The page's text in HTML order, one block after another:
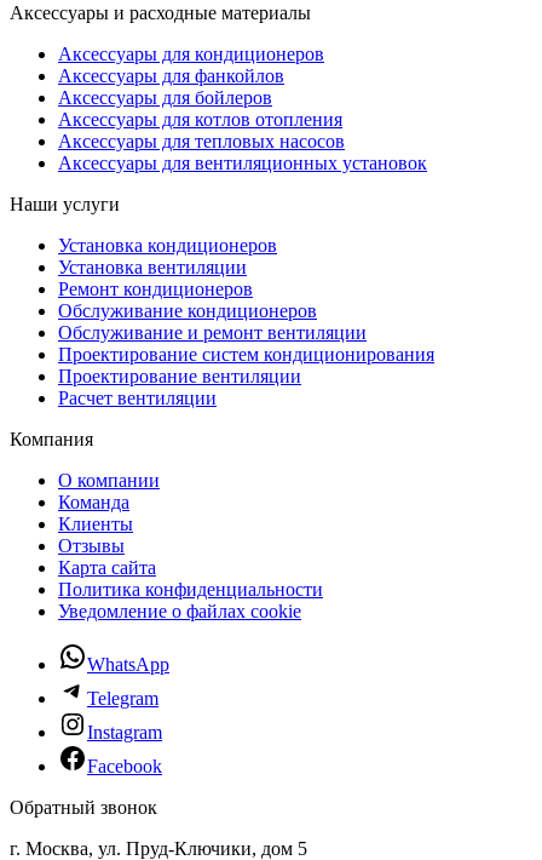
Аксессуары и расходные материалы
Аксессуары для кондиционеров
Аксессуары для фанкойлов
Аксессуары для бойлеров
Аксессуары для котлов отопления
Аксессуары для тепловых насосов
Аксессуары для вентиляционных установок
Наши услуги
Установка кондиционеров
Установка вентиляции
Ремонт кондиционеров
Обслуживание кондиционеров
Обслуживание и ремонт вентиляции
Проектирование систем кондиционирования
Проектирование вентиляции
Расчет вентиляции
Компания
О компании
Команда
Клиенты
Отзывы
Карта сайта
Политика конфиденциальности
Уведомление о файлах cookie
WhatsApp
Telegram
Instagram
Facebook
Обратный звонок
г. Москва, ул. Пруд-Ключики, дом 5